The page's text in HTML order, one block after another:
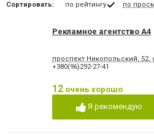
Сортировать: по рейтингу по
Рекламное агентство А4
проспект Никопольский, 52,
+380(96)292-27-41
12 очень хорошо
Я рекомендую